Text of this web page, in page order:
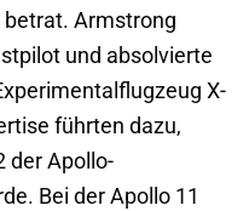
Armstrong
und absolvierte
X-
führten dazu,
der Apollo-
Bei der Apollo 11